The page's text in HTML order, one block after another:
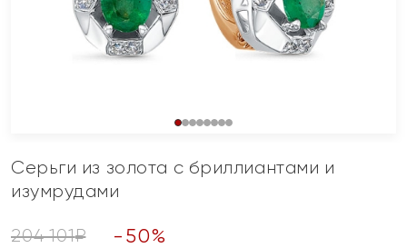
Серьги из золота с бриллиантами и
изумрудами
204 101₽ - 50%